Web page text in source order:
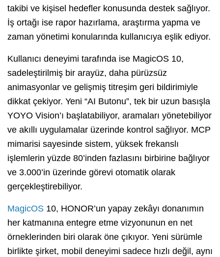
takibi ve kişisel hedefler konusunda destek sağlıyor.
İş ortağı ise rapor hazırlama, araştırma yapma ve
zaman yönetimi konularında kullanıcıya eşlik ediyor.
Kullanıcı deneyimi tarafında ise MagicOS 10,
sadeleştirilmiş bir arayüz, daha pürüzsüz
animasyonlar ve gelişmiş titreşim geri bildirimiyle
dikkat çekiyor. Yeni “AI Butonu”, tek bir uzun basışla
YOYO Vision’ı başlatabiliyor, aramaları yönetebiliyor
ve akıllı uygulamalar üzerinde kontrol sağlıyor. MCP
mimarisi sayesinde sistem, yüksek frekanslı
işlemlerin yüzde 80’inden fazlasını birbirine bağlıyor
ve 3.000’in üzerinde görevi otomatik olarak
gerçekleştirebiliyor.
MagicOS 10, HONOR’un yapay zekâyı donanımın
her katmanına entegre etme vizyonunun en net
örneklerinden biri olarak öne çıkıyor. Yeni sürümle
birlikte şirket, mobil deneyimi sadece hızlı değil, aynı